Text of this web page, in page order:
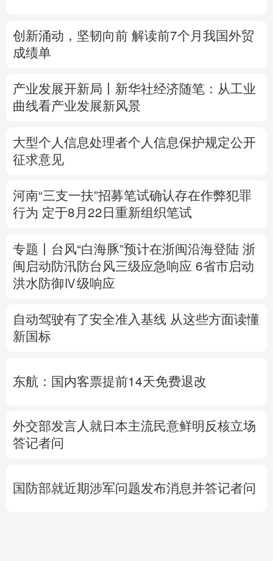
多语种频道
Русский язык
创新涌动，坚韧向前 解读前7个月我国外贸
成绩单
产业发展开新局丨 新华社经济随笔：从工业
曲线看产业发展新风景
大型个人信息处理者个人信息保护规定公开
征求意见
河南“三支一扶”招募笔试确认存在作弊犯罪
行为 定于8月22日重新组织笔试
专题丨 台风“白海豚”预计在浙闽沿海登陆 浙
闽启动防汛防台风三级应急响应 6省市启动
洪水防御Ⅳ级响应
自动驾驶有了安全准入基线 从这些方面读懂
新国标
东航：国内客票提前14天免费退改
外交部发言人就日本主流民意鲜明反核立场
答记者问
国防部就近期涉军问题发布消息并答记者问